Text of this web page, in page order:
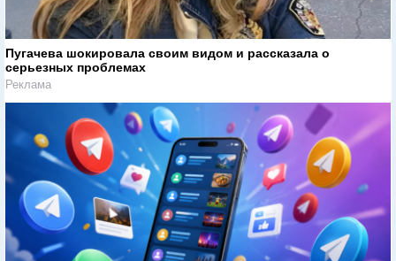
Пугачева шокировала своим видом и рассказала о
серьезных проблемах
Реклама